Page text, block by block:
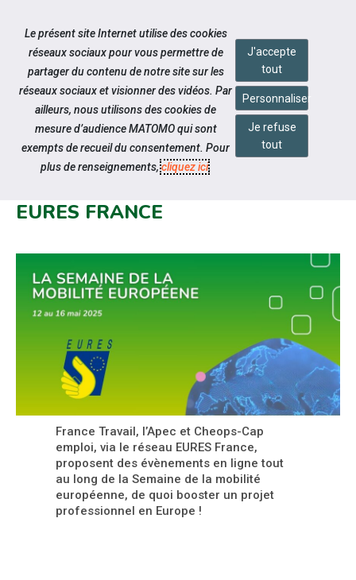
Aller au contenu
Notre actualité
LA SEMAINE DE LA MOBILITÉ
EURES FRANCE
France Travail, l’Apec et Cheops-Cap
emploi, via le réseau EURES France,
proposent des évènements en ligne tout
au long de la Semaine de la mobilité
européenne, de quoi booster un projet
professionnel en Europe !
Le présent site Internet utilise des cookies
réseaux sociaux pour vous permettre de
partager du contenu de notre site sur les
réseaux sociaux et visionner des vidéos. Par
ailleurs, nous utilisons des cookies de
mesure d’audience MATOMO qui sont
exempts de recueil du consentement. Pour
plus de renseignements,cliquez ici.
J'accepte
tout
Personnaliser
Je refuse
tout